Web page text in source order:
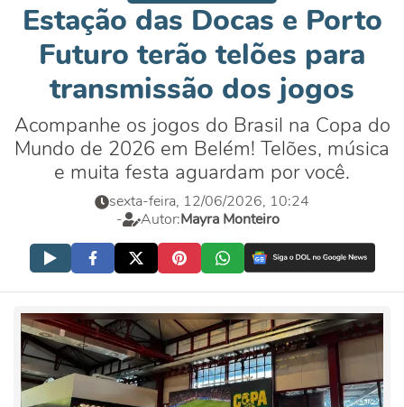
Estação das Docas e Porto
Futuro terão telões para
transmissão dos jogos
Acompanhe os jogos do Brasil na Copa do
Mundo de 2026 em Belém! Telões, música
e muita festa aguardam por você.
sexta-feira, 12/06/2026, 10:24
-
Autor:Mayra Monteiro